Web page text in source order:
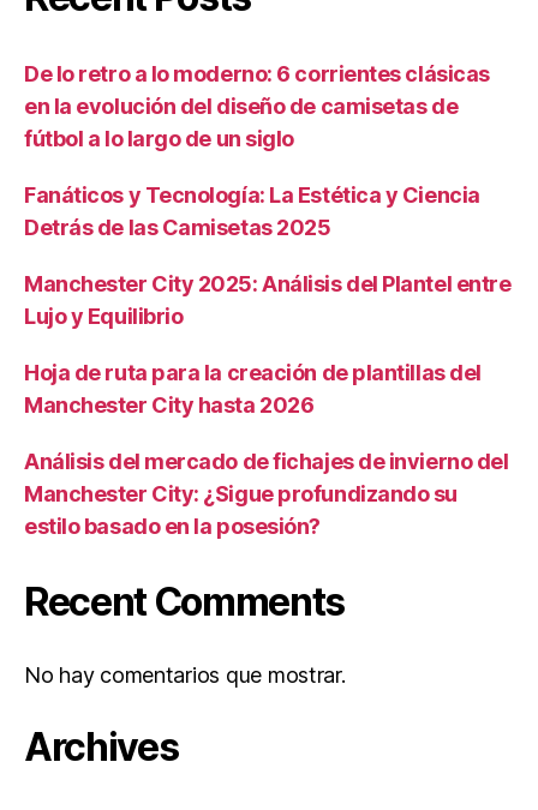
De lo retro a lo moderno: 6 corrientes clásicas
en la evolución del diseño de camisetas de
fútbol a lo largo de un siglo
Fanáticos y Tecnología: La Estética y Ciencia
Detrás de las Camisetas 2025
Manchester City 2025: Análisis del Plantel entre
Lujo y Equilibrio
Hoja de ruta para la creación de plantillas del
Manchester City hasta 2026
Análisis del mercado de fichajes de invierno del
Manchester City: ¿Sigue profundizando su
estilo basado en la posesión?
Recent Comments
No hay comentarios que mostrar.
Archives